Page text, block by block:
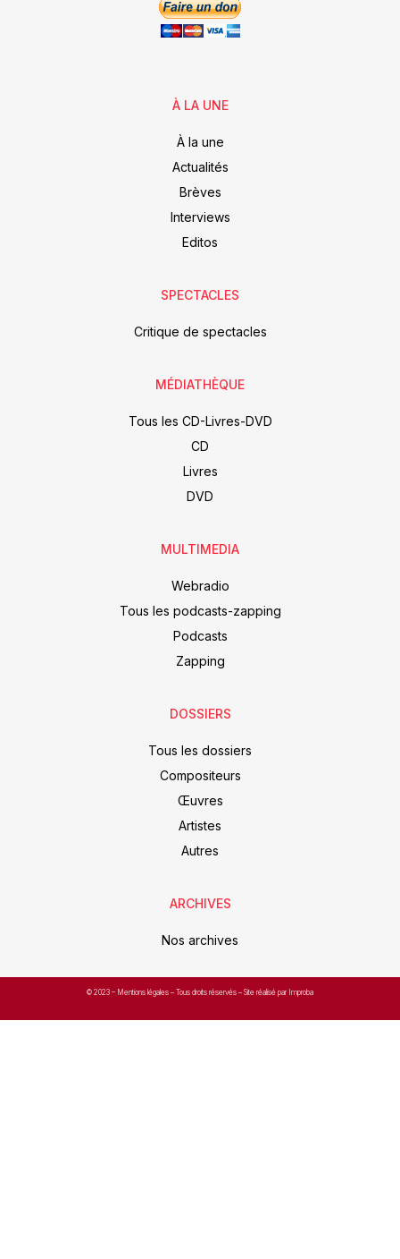
À LA UNE
À la une
Actualités
Brèves
Interviews
Editos
SPECTACLES
Critique de spectacles
MÉDIATHÈQUE
Tous les CD-Livres-DVD
CD
Livres
DVD
MULTIMEDIA
Webradio
Tous les podcasts-zapping
Podcasts
Zapping
DOSSIERS
Tous les dossiers
Compositeurs
Œuvres
Artistes
Autres
ARCHIVES
Nos archives
© 2023 – Mentions légales – Tous droits réservés – Site réalisé par Improba